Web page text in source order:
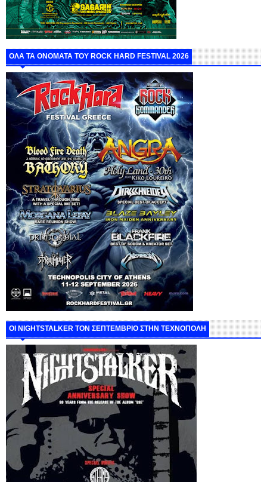
ΟΛΑ ΤΑ ΟΝΟΜΑΤΑ ΤΟΥ ROCK HARD FESTIVAL 2026
ΟΙ NIGHTSTALKER ΤΟΝ ΣΕΠΤΕΜΒΡΙΟ ΣΤΗΝ ΤΕΧΝΟΠΟΛΗ